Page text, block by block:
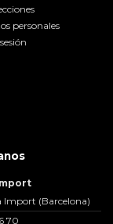
personales
Import (Barcelona)
70